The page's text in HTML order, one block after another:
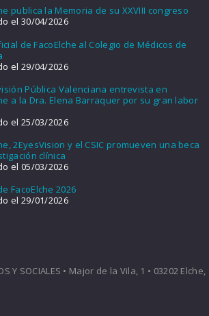
publica la Memoria de su XXVIII congreso
el 30/04/2026
de FacoElche al Colegio de Médicos de
el 29/04/2026
Pública Valenciana entrevista en
a la Dra. Elena Barraquer por su gran labor
el 25/03/2026
2EyesVision y el CSIC promueven una beca
clínica
el 05/03/2026
FacoElche 2026
el 29/01/2026
Y SOCIALES • Major de la Vila, 1 • 03202 Elche,